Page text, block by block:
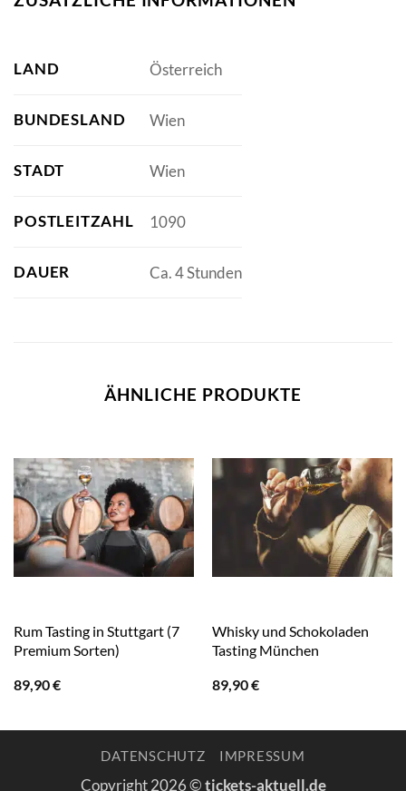
LAND Österreich
BUNDESLAND Wien
STADT Wien
POSTLEITZAHL 1090
DAUER Ca. 4 Stunden
ÄHNLICHE PRODUKTE
Rum Tasting in Stuttgart (7
Premium Sorten)
89,90€
Whisky und Schokoladen
Tasting München
89,90€
DATENSCHUTZ IMPRESSUM
Copyright 2026 ©tickets-aktuell.de